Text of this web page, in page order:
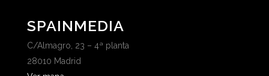
SPAINMEDIA
C/Almagro, 23 – 4ª planta
28010 Madrid